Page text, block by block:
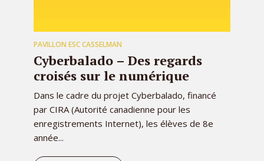
PAVILLON ESC CASSELMAN
Cyberbalado – Des regards
croisés sur le numérique
Dans le cadre du projet Cyberbalado, financé
par CIRA (Autorité canadienne pour les
enregistrements Internet), les élèves de 8e
année...